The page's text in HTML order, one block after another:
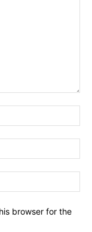
browser for the